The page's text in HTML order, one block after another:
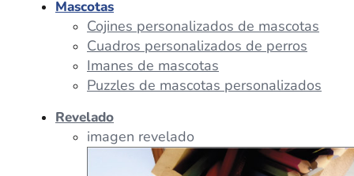
Mascotas
Cojines personalizados de mascotas
Cuadros personalizados de perros
Imanes de mascotas
Puzzles de mascotas personalizados
Revelado
imagen revelado